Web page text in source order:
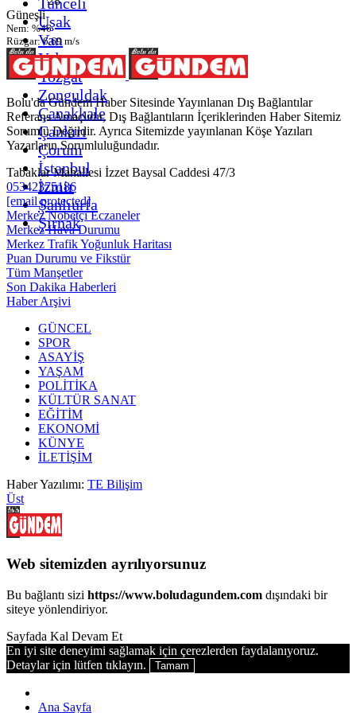
Uşak
Van
Yalova
Yozgat
Zonguldak
Çanakkale
Çankırı
Çorum
İstanbul
İzmir
Şanlıurfa
Şırnak
Güneşli
Nem: %46
Rüzgar: 6.69 m/s
Bolu'da Gündem Haber Sitesinde Yayınlanan Dış Bağlantılar
Referans Amaçlıdır, Dış Bağlantıların İçeriklerinden Haber Sitemiz
Sorumlu Değildir. Ayrıca Sitemizde yayınlanan Köşe Yazıları
Yazarların Sorumluluğundadır.
Tabaklar Mahallesi İzzet Baysal Caddesi 47/3
05342375186
[email protected]
Merkez Nöbetçi Eczaneler
Merkez Hava Durumu
Merkez Trafik Yoğunluk Haritası
Puan Durumu ve Fikstür
Tüm Manşetler
Son Dakika Haberleri
Haber Arşivi
GÜNCEL
SPOR
ASAYİŞ
YAŞAM
POLİTİKA
KÜLTÜR SANAT
EĞİTİM
EKONOMİ
KÜNYE
İLETİŞİM
Haber Yazılımı: TE Bilişim
Üst
Web sitemizden ayrılıyorsunuz
Bu bağlantı sizi https://www.boludagundem.com dışındaki bir
siteye yönlendiriyor.
Sayfada Kal Devam Et
En iyi site deneyimi sağlamak için çerezlerden faydalanıyoruz.
Detaylar için lütfen tıklayın.
Tamam
Ana Sayfa